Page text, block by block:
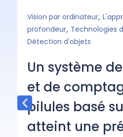
Vision par ordinateur,
profondeur, Technologies
Détection d'objets
Un système
et de
pilules basé
atteint une